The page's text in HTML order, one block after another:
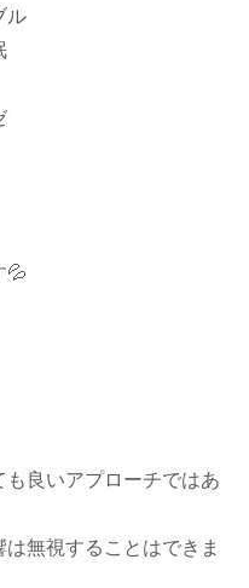
ル
💦
良いアプローチではあ
無視することはできま